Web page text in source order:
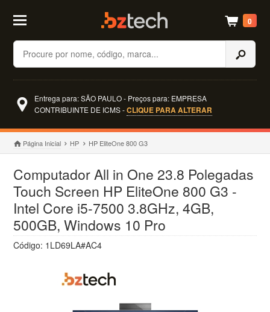
Buscar
0
Entrega para: SÃO PAULO - Preços para: EMPRESA
CONTRIBUINTE DE ICMS -CLIQUE PARA ALTERAR
Página Inicial HP HP EliteOne 800 G3
Computador All in One 23.8 Polegadas
Touch Screen HP EliteOne 800 G3 -
Intel Core i5-7500 3.8GHz, 4GB,
500GB, Windows 10 Pro
Código: 1LD69LA#AC4